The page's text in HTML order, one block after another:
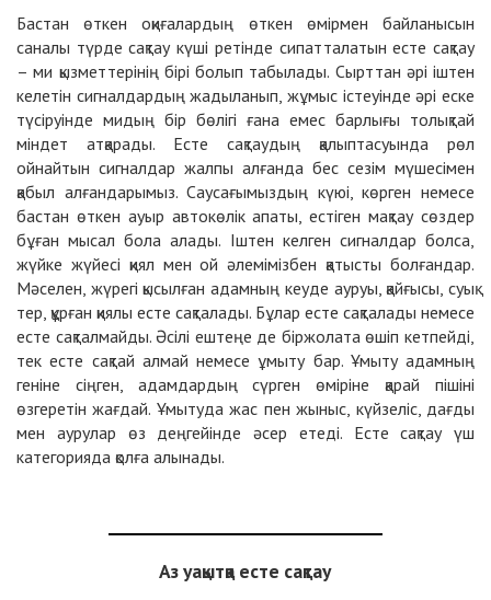
Бастан өткен оқиғалардың өткен өмірмен байланысын
саналы түрде сақтау күші ретінде сипатталатын есте сақтау
– ми қызметтерінің бірі болып табылады. Сырттан әрі іштен
келетін сигналдардың жадыланып, жұмыс істеуінде әрі еске
түсіруінде мидың бір бөлігі ғана емес барлығы толықтай
міндет атқарады. Есте сақтаудың қалыптасуында рөл
ойнайтын сигналдар жалпы алғанда бес сезім мүшесімен
қабыл алғандарымыз. Саусағымыздың күюі, көрген немесе
бастан өткен ауыр автокөлік апаты, естіген мақтау сөздер
бұған мысал бола алады. Іштен келген сигналдар болса,
жүйке жүйесі қиял мен ой әлемімізбен қатысты болғандар.
Мәселен, жүрегі қысылған адамның кеуде ауруы, қайғысы, суық
тер, құрған қиялы есте сақталады. Бұлар есте сақталады немесе
есте сақталмайды. Әсілі ештеңе де біржолата өшіп кетпейді,
тек есте сақтай алмай немесе ұмыту бар. Ұмыту адамның
геніне сіңген, адамдардың сүрген өміріне қарай пішіні
өзгеретін жағдай. Ұмытуда жас пен жыныс, күйзеліс, дағды
мен аурулар өз деңгейінде әсер етеді. Есте сақтау үш
категорияда қолға алынады.
Аз уақытқа есте сақтау